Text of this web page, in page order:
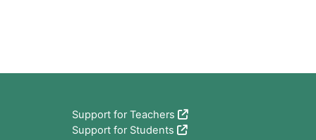
Support for Teachers
Support for Students